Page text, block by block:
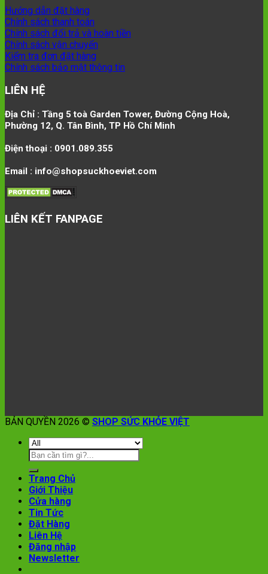
Hướng dẫn đặt hàng
Chính sách thanh toán
Chính sách đổi trả và hoàn tiền
Chính sách vận chuyển
Kiểm tra đơn đặt hàng
Chính sách bảo mật thông tin
LIÊN HỆ
Địa Chỉ : Tầng 5 toà Garden Tower, Đường Cộng Hoà,
Phường 12, Q. Tân Bình, TP Hồ Chí Minh
Điện thoại : 0901.089.355
Email : info@shopsuckhoeviet.com
LIÊN KẾT FANPAGE
BẢN QUYỀN 2026 © SHOP SỨC KHỎE VIỆT
Trang Chủ
Giới Thiệu
Cửa hàng
Tin Tức
Đặt Hàng
Liên Hệ
Đăng nhập
Newsletter